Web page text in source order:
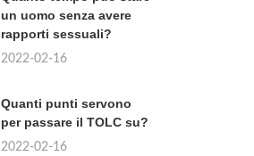
un uomo senza avere
rapporti sessuali?
2022-02-16
Quanti punti servono
per passare il TOLC su?
2022-02-16